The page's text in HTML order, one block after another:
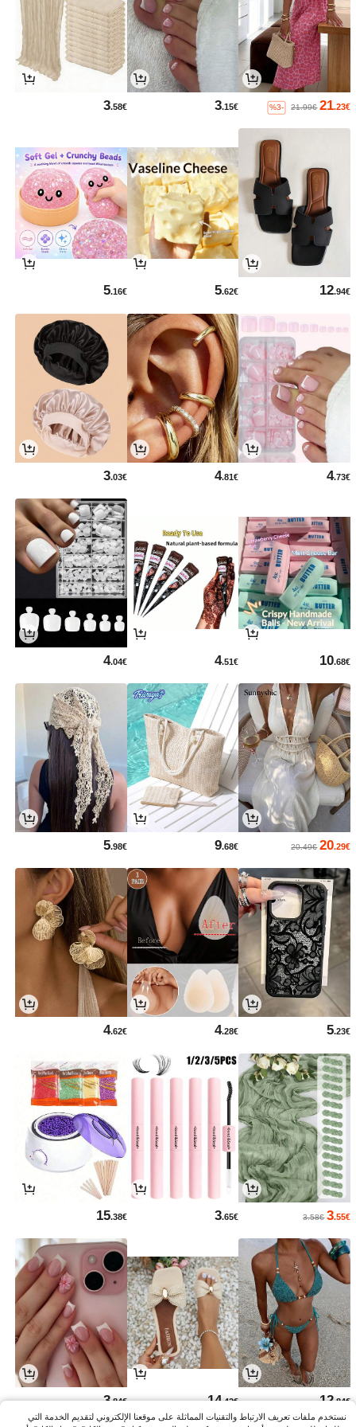
21.23€
21.99€
%3-
3.15€
3.58€
12.94€
5.62€
5.16€
4.73€
4.81€
3.03€
10.68€
4.51€
4.04€
20.29€
20.49€
9.68€
5.98€
5.23€
4.28€
4.62€
3.55€
3.58€
3.65€
15.38€
12.84€
14.42€
3.84€
نستخدم ملفات تعريف الارتباط والتقنيات المماثلة على موقعنا الإلكتروني لتقديم الخدمة التي